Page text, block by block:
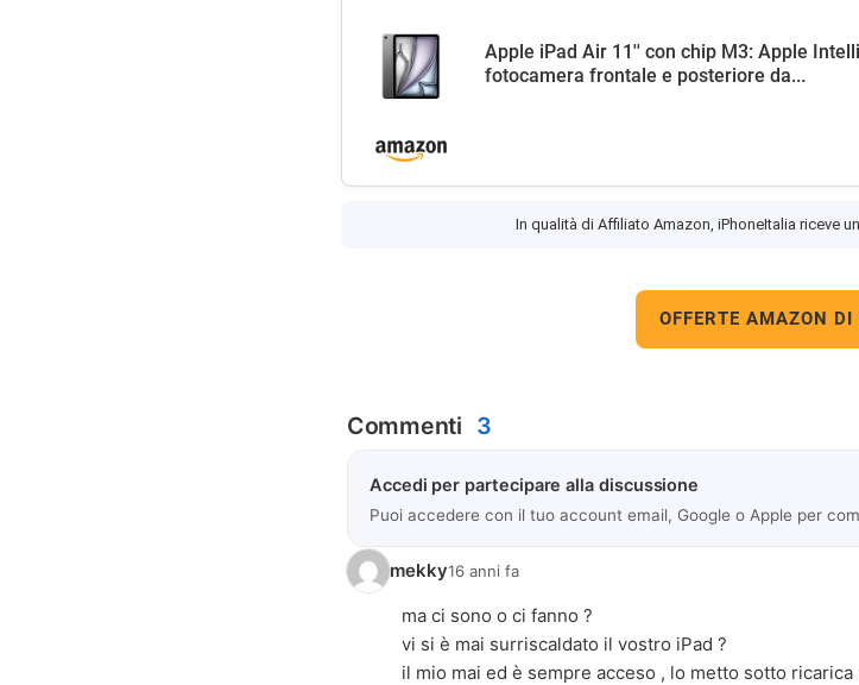
Apple iPad Air 11'' con chip M3: Apple
fotocamera frontale e posteriore da...
In qualità di Affiliato Amazon, iPhoneItalia riceve
OFFERTE AMAZON DI
Commenti 3
Accedi per partecipare alla discussione
Puoi accedere con il tuo account email, Google o Apple per
mekky16 anni fa
ma ci sono o ci fanno ?
vi si è mai surriscaldato il vostro iPad ?
il mio mai ed è sempre acceso , lo metto sotto